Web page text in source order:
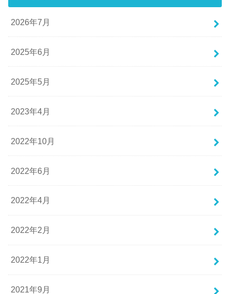
2026年7月
2025年6月
2025年5月
2023年4月
2022年10月
2022年6月
2022年4月
2022年2月
2022年1月
2021年9月